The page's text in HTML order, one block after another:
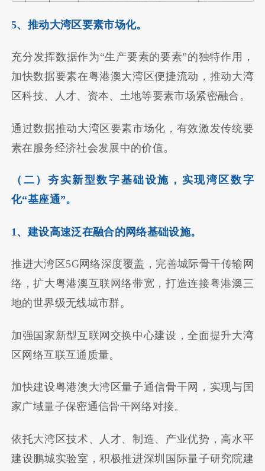
5、推动大湾区要素市场化。
充分发挥数据作为“生产要素的要素”的独特作用，
加快数据要素在粤港澳大湾区便捷流动，推动大湾
区科技、人才、资本、土地等要素市场紧密融合。
通过数据推动大湾区要素市场化，有效激发传统要
素在服务经济社会发展中的价值。
（二）夯实新型数字基础设施，实现湾区数字
化“基座通”。
1、建设高速泛在融合的网络基础设施。
推进大湾区5G网络深度覆盖，完善城际骨干传输网
络，扩大粤港澳互联网络带宽，打造连接粤港澳三
地的世界级无线城市群。
加强国家新型互联网交换中心建设，全面提升大湾
区网络互联互通质量。
加快建设粤港澳大湾区量子通信骨干网，实现与国
家广域量子保密通信骨干网络对接。
依托大湾区技术、人才、制造、产业优势，高水平
建设鹏城实验室，积极推进深圳国际量子研究院建